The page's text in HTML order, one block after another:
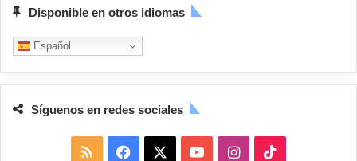
Disponible en otros idiomas
Español
Síguenos en redes sociales
I